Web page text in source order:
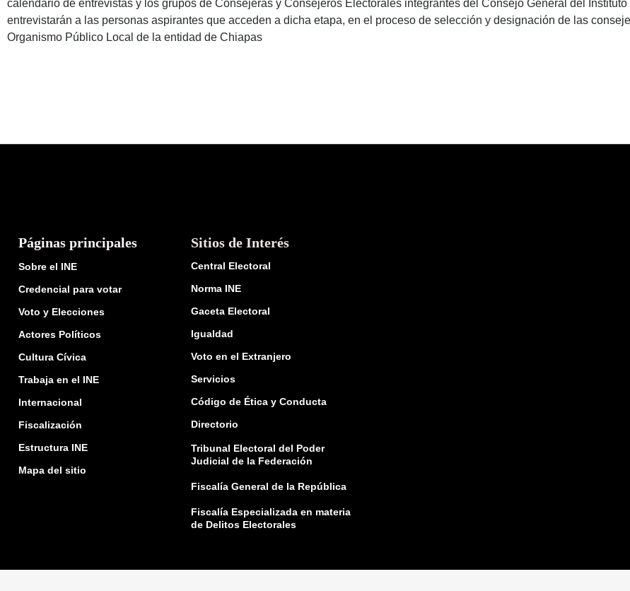
calendario de entrevistas y los grupos de Consejeras y Consejeros Electorales integrantes del Consejo General del
entrevistarán a las personas aspirantes que acceden a dicha etapa, en el proceso de selección y designación de las
Organismo Público Local de la entidad de Chiapas
Páginas principales
Sobre el INE
Credencial para votar
Voto y Elecciones
Actores Políticos
Cultura Cívica
Trabaja en el INE
Internacional
Fiscalización
Estructura INE
Mapa del sitio
Sitios de Interés
Central Electoral
Norma INE
Gaceta Electoral
Igualdad
Voto en el Extranjero
Servicios
Código de Ética y Conducta
Directorio
Tribunal Electoral del Poder
Judicial de la Federación
Fiscalía General de la República
Fiscalía Especializada en materia
de Delitos Electorales